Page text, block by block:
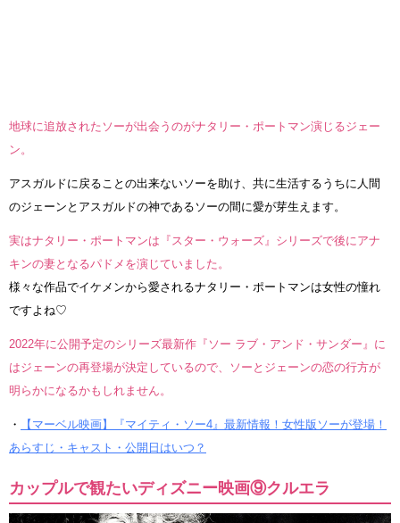
地球に追放されたソーが出会うのがナタリー・ポートマン演じるジェー
ン。
アスガルドに戻ることの出来ないソーを助け、共に生活するうちに人間
のジェーンとアスガルドの神であるソーの間に愛が芽生えます。
実はナタリー・ポートマンは『スター・ウォーズ』シリーズで後にアナ
キンの妻となるパドメを演じていました。
様々な作品でイケメンから愛されるナタリー・ポートマンは女性の憧れ
ですよね♡
2022年に公開予定のシリーズ最新作『ソー ラブ・アンド・サンダー』に
はジェーンの再登場が決定しているので、ソーとジェーンの恋の行方が
明らかになるかもしれません。
・
【マーベル映画】『マイティ・ソー4』最新情報！女性版ソーが登場！
あらすじ・キャスト・公開日はいつ？
カップルで観たいディズニー映画⑨クルエラ